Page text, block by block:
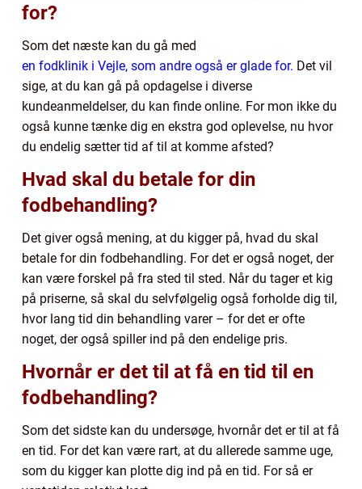
for?
Som det næste kan du gå med
en fodklinik i Vejle, som andre også er glade for. Det vil
sige, at du kan gå på opdagelse i diverse
kundeanmeldelser, du kan finde online. For mon ikke du
også kunne tænke dig en ekstra god oplevelse, nu hvor
du endelig sætter tid af til at komme afsted?
Hvad skal du betale for din
fodbehandling?
Det giver også mening, at du kigger på, hvad du skal
betale for din fodbehandling. For det er også noget, der
kan være forskel på fra sted til sted. Når du tager et kig
på priserne, så skal du selvfølgelig også forholde dig til,
hvor lang tid din behandling varer – for det er ofte
noget, der også spiller ind på den endelige pris.
Hvornår er det til at få en tid til en
fodbehandling?
Som det sidste kan du undersøge, hvornår det er til at få
en tid. For det kan være rart, at du allerede samme uge,
som du kigger kan plotte dig ind på en tid. For så er